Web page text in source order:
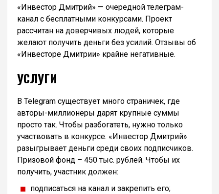
«Инвестор Дмитрий» — очередной телеграм-
канал с бесплатными конкурсами. Проект
рассчитан на доверчивых людей, которые
желают получить деньги без усилий. Отзывы об
«Инвесторе Дмитрии» крайне негативные.
УСЛУГИ
В Telegram существует много страничек, где
авторы-миллионеры дарят крупные суммы
просто так. Чтобы разбогатеть, нужно только
участвовать в конкурсе. «Инвестор Дмитрий»
разыгрывает деньги среди своих подписчиков.
Призовой фонд – 450 тыс. рублей. Чтобы их
получить, участник должен:
подписаться на канал и закрепить его;